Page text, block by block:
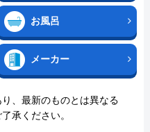
お風呂
メーカー
、最新のものとは異なる
承ください。